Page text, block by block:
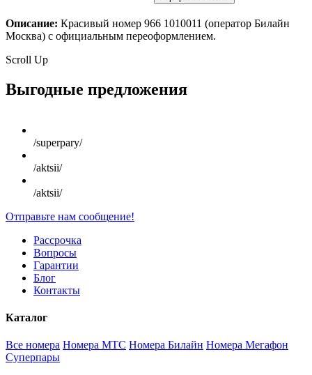
Описание: Красивый номер 966 1010011 (оператор Билайн
Москва) с официальным переоформлением.
Scroll Up
Выгодные предложения
/superpary/
/aktsii/
/aktsii/
Отправьте нам сообщение!
Рассрочка
Вопросы
Гарантии
Блог
Контакты
Каталог
Все номера Номера МТС Номера Билайн Номера Мегафон
Суперпары